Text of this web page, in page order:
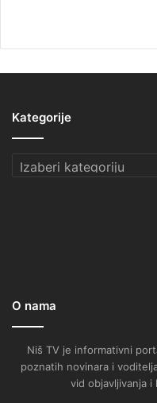
Kategorije
Kategorije
O nama
Niš TV je informativni
poznatih novinara i
vid objavljivanja i